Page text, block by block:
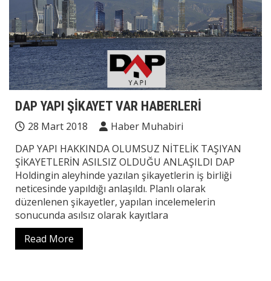
DAP YAPI ŞİKAYET VAR HABERLERİ
28 Mart 2018
Haber Muhabiri
DAP YAPI HAKKINDA OLUMSUZ NİTELİK TAŞIYAN
ŞİKAYETLERİN ASILSIZ OLDUĞU ANLAŞILDI DAP
Holdingin aleyhinde yazılan şikayetlerin iş birliği
neticesinde yapıldığı anlaşıldı. Planlı olarak
düzenlenen şikayetler, yapılan incelemelerin
sonucunda asılsız olarak kayıtlara
Read More